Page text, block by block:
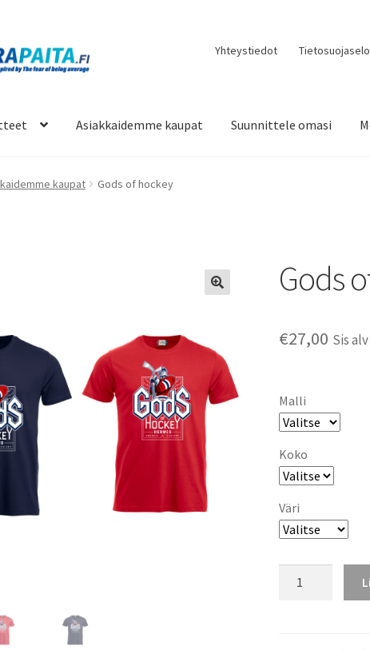
Yhteystiedot
Asiakkaidemme kaupat Suunnittele omasi
kaupat Gods of hockey
Gods
€27,00 Sis
Malli
Koko
Väri